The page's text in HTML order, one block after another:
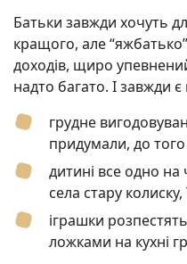
Батьки завжди хочуть
кращого, але
доходів, щиро
надто багато. І завжди
грудне
придумали, до
дитині все одно
села стару
іграшки
ложками на кухні